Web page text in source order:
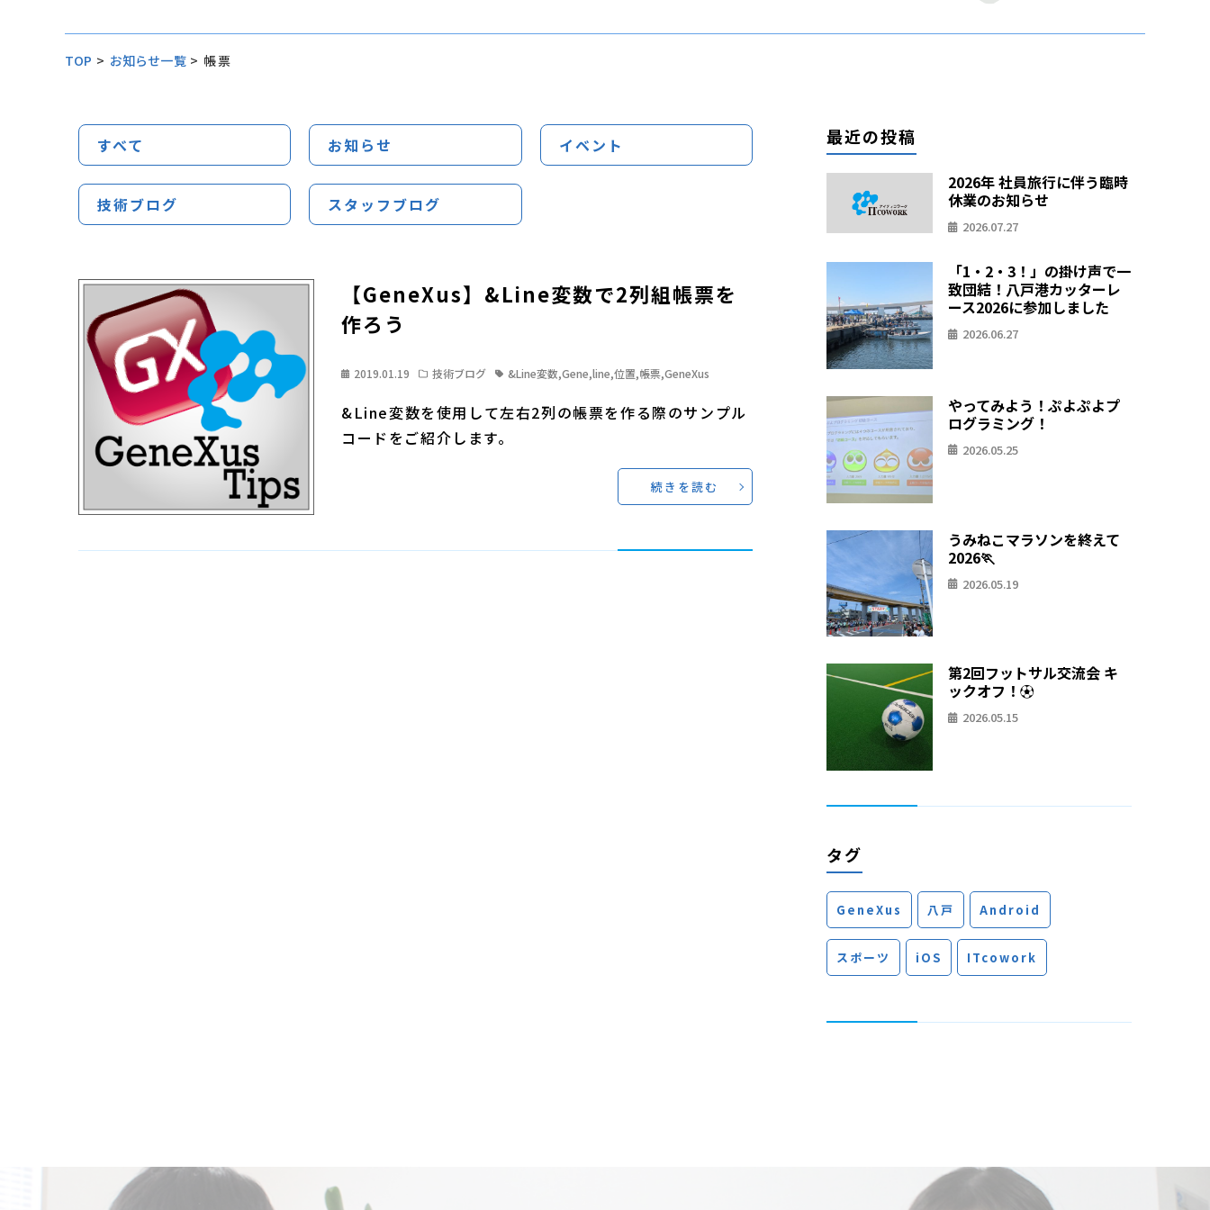
TOP > お知らせ一覧 > 帳票
すべて お知らせ イベント
技術ブログ スタッフブログ
【GeneXus】&Line変数で2列組帳票を
作ろう
2019.01.19 技術ブログ &Line変数,Gene,line,位置,帳票,GeneXus
&Line変数を使用して左右2列の帳票を作る際のサンプル
コードをご紹介します。
続きを読む
最近の投稿
2026年 社員旅行に伴う臨時
休業のお知らせ
2026.07.27
「1・2・3！」の掛け声で一
致団結！八戸港カッターレ
ース2026に参加しました
2026.06.27
やってみよう！ぷよぷよプ
ログラミング！
2026.05.25
うみねこマラソンを終えて
2026🏃
2026.05.19
第2回フットサル交流会 キ
ックオフ！⚽
2026.05.15
タグ
GeneXus 八戸 Android
スポーツ iOS ITcowork